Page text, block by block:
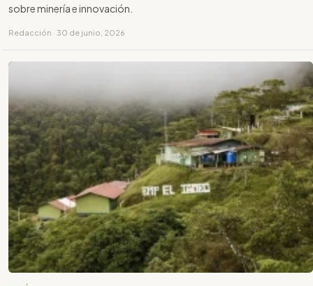
sobre minería e innovación.
Redacción · 30 de junio, 2026